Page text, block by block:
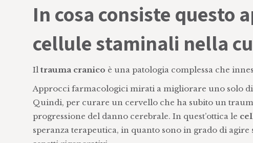
In cosa consiste questo
cellule staminali nella
Il trauma cranico è una patologia complessa che
Approcci farmacologici mirati a migliorare uno solo
Quindi, per curare un cervello che ha subito un
progressione del danno cerebrale. In quest’ottica le
speranza terapeutica, in quanto sono in grado di